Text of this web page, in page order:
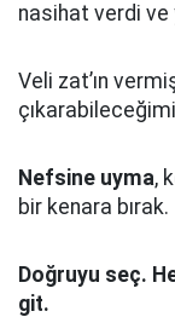
nasihat verdi
Veli zat’ın
Nefsine uyma,
bir kenara bırak.
Doğruyu seç.
git.